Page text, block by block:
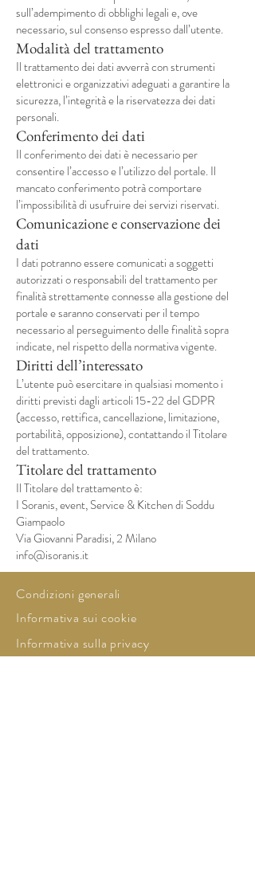
sull’adempimento di obblighi legali e, ove
necessario, sul consenso espresso dall’utente.
Modalità del trattamento
Il trattamento dei dati avverrà con strumenti
elettronici e organizzativi adeguati a garantire la
sicurezza, l’integrità e la riservatezza dei dati
personali.
Conferimento dei dati
Il conferimento dei dati è necessario per
consentire l’accesso e l’utilizzo del portale. Il
mancato conferimento potrà comportare
l’impossibilità di usufruire dei servizi riservati.
Comunicazione e conservazione dei
dati
I dati potranno essere comunicati a soggetti
autorizzati o responsabili del trattamento per
finalità strettamente connesse alla gestione del
portale e saranno conservati per il tempo
necessario al perseguimento delle finalità sopra
indicate, nel rispetto della normativa vigente.
Diritti dell’interessato
L’utente può esercitare in qualsiasi momento i
diritti previsti dagli articoli 15-22 del GDPR
(accesso, rettifica, cancellazione, limitazione,
portabilità, opposizione), contattando il Titolare
del trattamento.
Titolare del trattamento
Il Titolare del trattamento è:
I Soranis, event, Service & Kitchen di Soddu
Giampaolo
Via Giovanni Paradisi, 2 Milano
info@isoranis.it
Condizioni generali
Informativa sui cookie
Informativa sulla privacy